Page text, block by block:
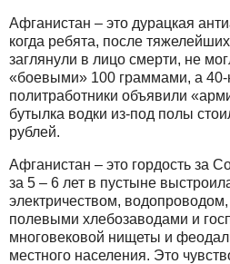
Афганистан – это дурацкая
когда ребята, после
заглянули в лицо смерти, не
«боевыми» 100 граммами, а
политработники объявили
бутылка водки из-под полы
рублей.
Афганистан – это гордость за
за 5 – 6 лет в пустыне
электричеством,
полевыми хлебозаводами и
многовековой нищеты и
местного населения. Это